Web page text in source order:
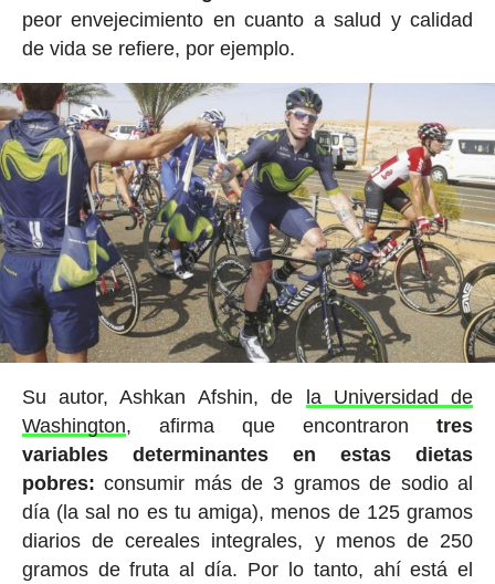
peor envejecimiento en cuanto a salud y calidad
de vida se refiere, por ejemplo.
Su autor, Ashkan Afshin, de la Universidad de
Washington, afirma que encontrarontres
variables determinantes en estas dietas
pobres: consumir más de 3 gramos de sodio al
día (la sal no es tu amiga), menos de 125 gramos
diarios de cereales integrales, y menos de 250
gramos de fruta al día. Por lo tanto, ahí está el